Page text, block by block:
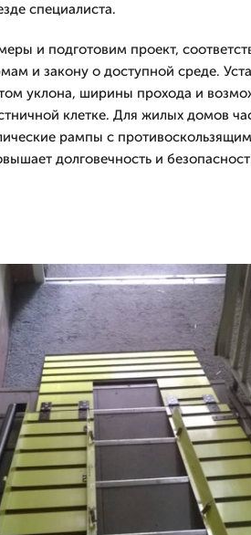
специалиста.
и подготовим проект,
и закону о доступной среде.
уклона, ширины прохода и
клетке. Для жилых домов
рампы с
долговечность и